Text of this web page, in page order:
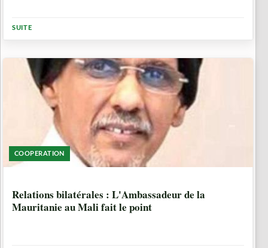
SUITE
COOPERATION
Relations bilatérales : L'Ambassadeur de la
Mauritanie au Mali fait le point